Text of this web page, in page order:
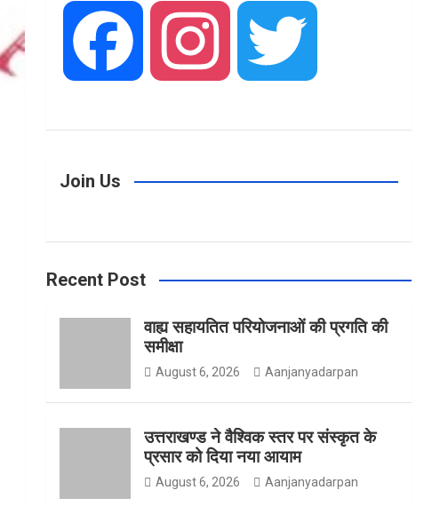
e
o
t
g
t
e
Join Us
Recent Post
वाह्य सहायतित परियोजनाओं की प्रगति की
समीक्षा
August 6, 2026 Aanjanyadarpan
उत्तराखण्ड ने वैश्विक स्तर पर संस्कृत के
प्रसार को दिया नया आयाम
August 6, 2026 Aanjanyadarpan